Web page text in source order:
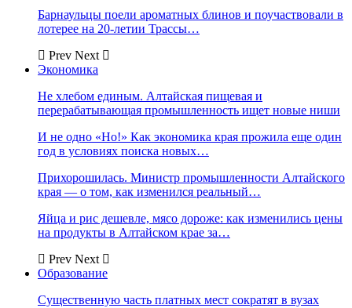
Барнаульцы поели ароматных блинов и поучаствовали в
лотерее на 20-летии Трассы…
Prev Next
Экономика
Не хлебом единым. Алтайская пищевая и
перерабатывающая промышленность ищет новые ниши
И не одно «Но!» Как экономика края прожила еще один
год в условиях поиска новых…
Прихорошилась. Министр промышленности Алтайского
края — о том, как изменился реальный…
Яйца и рис дешевле, мясо дороже: как изменились цены
на продукты в Алтайском крае за…
Prev Next
Образование
Существенную часть платных мест сократят в вузах